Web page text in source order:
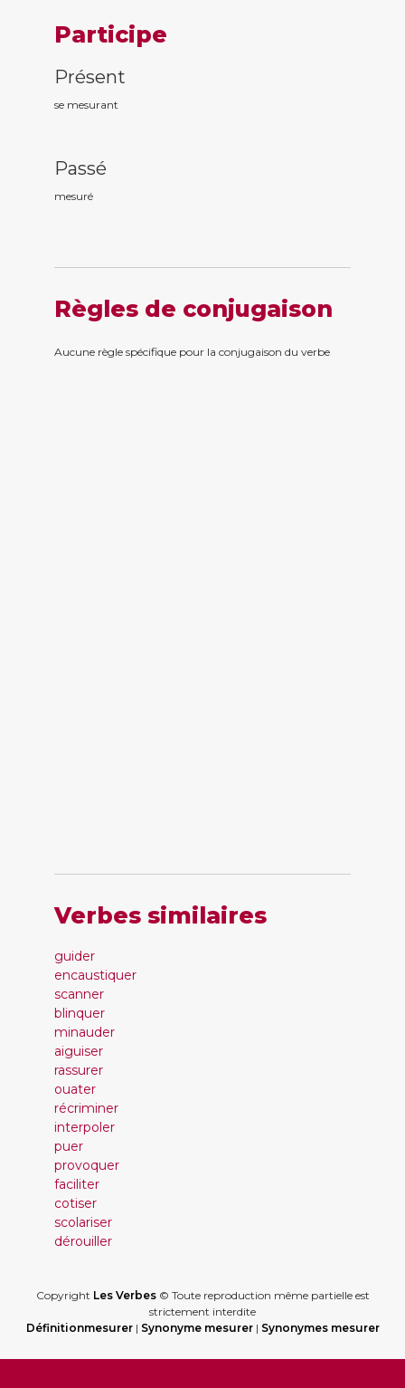
Participe
Présent
se mesurant
Passé
mesuré
Règles de conjugaison
Aucune règle spécifique pour la conjugaison du verbe
Verbes similaires
guider
encaustiquer
scanner
blinquer
minauder
aiguiser
rassurer
ouater
récriminer
interpoler
puer
provoquer
faciliter
cotiser
scolariser
dérouiller
Copyright Les Verbes© Toute reproduction même partielle est
strictement interdite
Définitionmesurer| Synonyme mesurer| Synonymes mesurer